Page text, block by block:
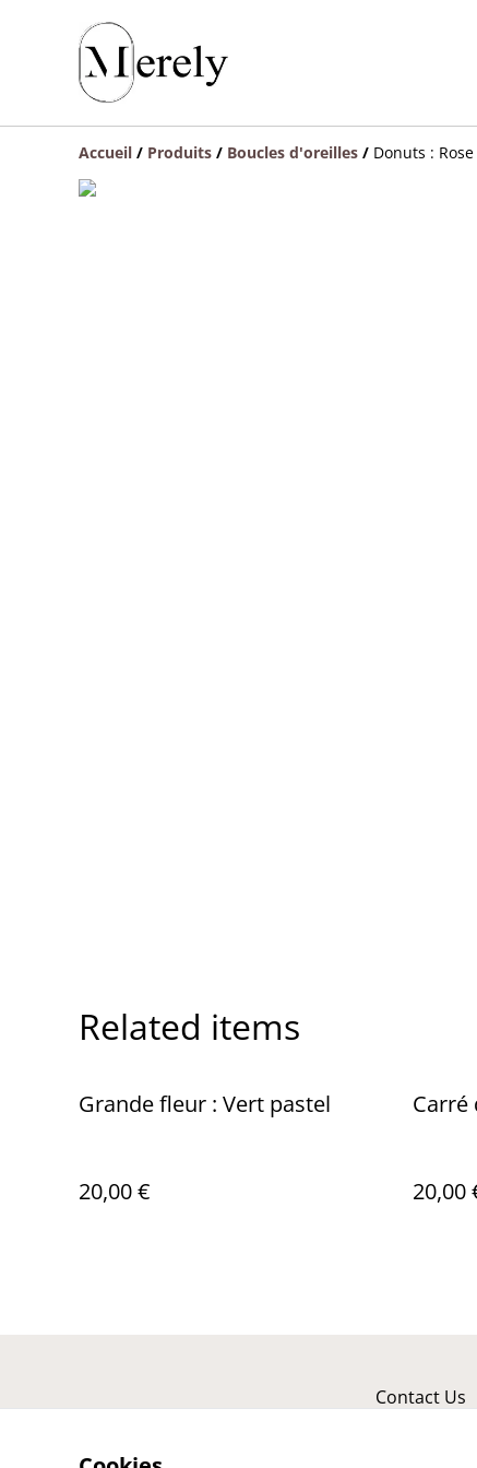
Accueil / Produits / Boucles d'oreilles / Donuts :
Related items
Grande fleur : Vert pastel
20,00 €
Carré
20,00
Contact Us